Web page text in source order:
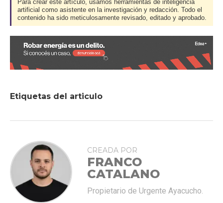
Para crear este artículo, usamos herramientas de inteligencia
artificial como asistente en la investigación y redacción. Todo el
contenido ha sido meticulosamente revisado, editado y aprobado.
Etiquetas del articulo
CREADA POR
FRANCO
CATALANO
Propietario de Urgente Ayacucho.